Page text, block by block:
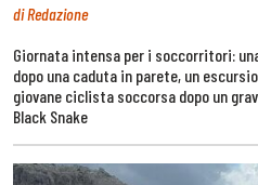
di Redazione
Giornata intensa per i soccorritori:
dopo una caduta in parete, un
giovane ciclista soccorsa dopo un
Black Snake